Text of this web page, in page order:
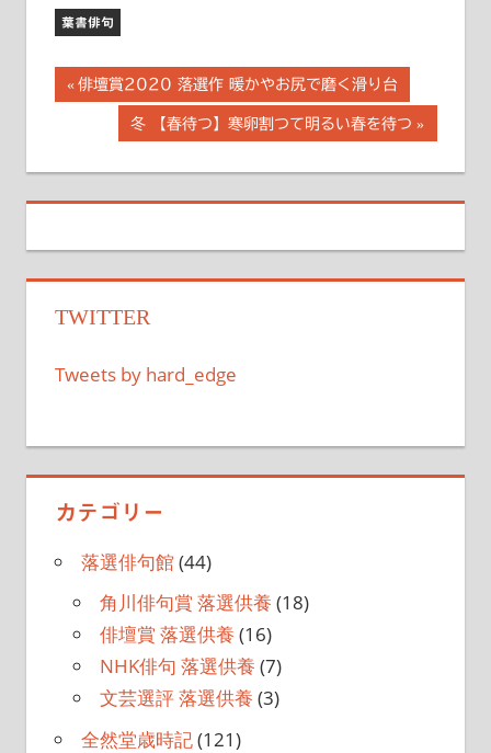
葉書俳句
投
ナ
ゲ
ョ
前
俳壇賞2020 落選作 暖かやお尻で磨く滑り台
次
記
事:
冬 【春待つ】寒卵割つて明るい春を待つ
TWITTER
Tweets by hard_edge
カテゴリー
落選俳句館(44)
角川俳句賞 落選供養 (18)
俳壇賞 落選供養 (16)
NHK俳句 落選供養 (7)
文芸選評 落選供養 (3)
全然堂歳時記(121)